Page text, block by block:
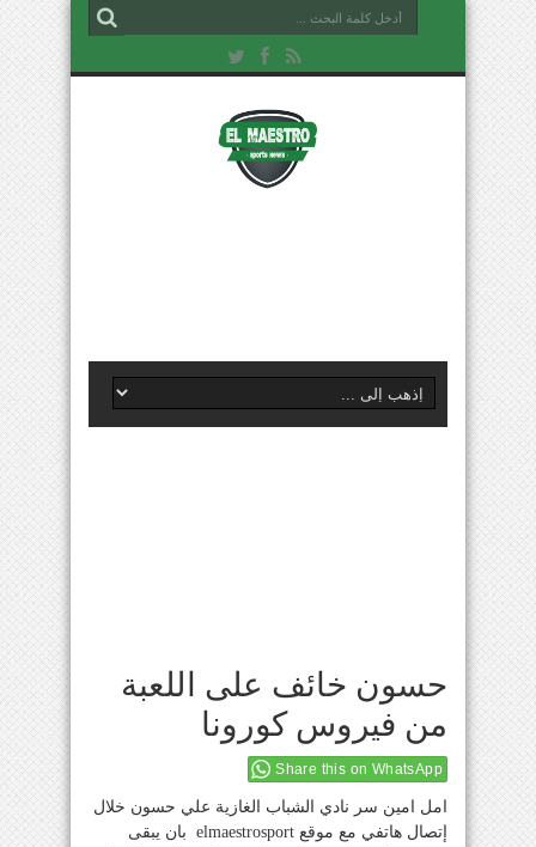
حسون خائف على اللعبة
من فيروس كورونا
Share this on WhatsApp
امل امين سر نادي الشباب الغازية علي حسون خلال
إتصال هاتفي مع موقع elmaestrosport بان يبقى